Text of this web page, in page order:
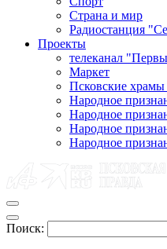
Страна и мир
Радиостанция
Проекты
телеканал
Маркет
Псковские
Народное
Народное
Народное
Народное
Поиск: